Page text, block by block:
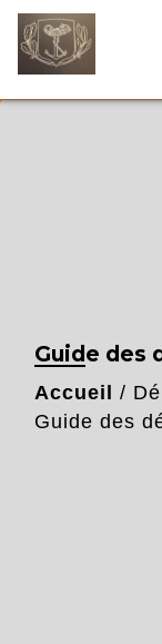
Guide des
Accueil /
Guide des